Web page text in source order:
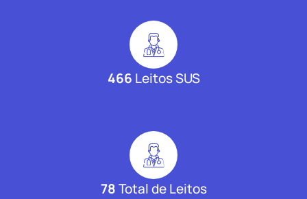
466 Leitos SUS
78Total de Leitos